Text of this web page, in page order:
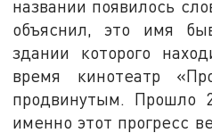
названии появилось
объяснил, это имя
здании которого
время кинотеатр
продвинутым.
именно этот прогресс